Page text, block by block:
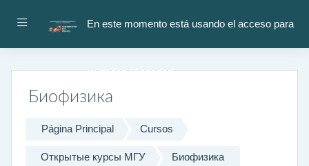
Panel lateral En este momento está usando el acceso para
invitados (Acceder)
Биофизика
Página Principal Cursos
Открытые курсы МГУ Биофизика